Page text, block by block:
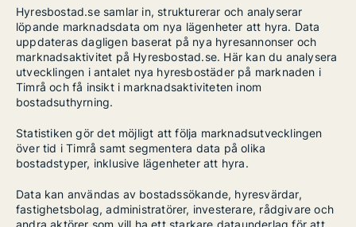
Hyresbostad.se samlar in, strukturerar och analyserar
löpande marknadsdata om nya lägenheter att hyra. Data
uppdateras dagligen baserat på nya hyresannonser och
marknadsaktivitet på Hyresbostad.se. Här kan du analysera
utvecklingen i antalet nya hyresbostäder på marknaden i
Timrå och få insikt i marknadsaktiviteten inom
bostadsuthyrning.
Statistiken gör det möjligt att följa marknadsutvecklingen
över tid i Timrå samt segmentera data på olika
bostadstyper, inklusive lägenheter att hyra.
Data kan användas av bostadssökande, hyresvärdar,
fastighetsbolag, administratörer, investerare, rådgivare och
andra aktörer som vill ha ett starkare dataunderlag för att